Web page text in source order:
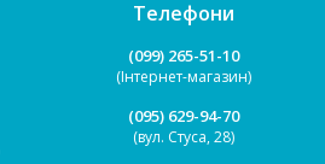
Телефони
(099) 265-51-10
(Інтернет-магазин)
(095) 629-94-70
(вул. Стуса, 28)